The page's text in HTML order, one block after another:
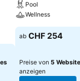
Pool
Wellness
ab CHF 254
Preise von 5
anzeigen